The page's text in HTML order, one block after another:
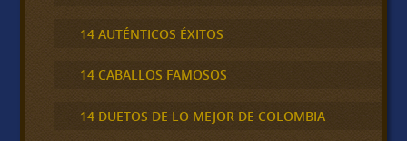
14 AUTÉNTICOS ÉXITOS
14 CABALLOS FAMOSOS
14 DUETOS DE LO MEJOR DE COLOMBIA